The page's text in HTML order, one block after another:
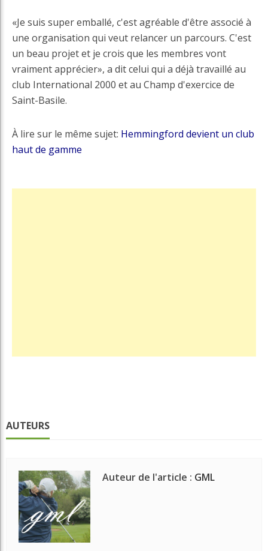
«Je suis super emballé, c'est agréable d'être associé à
une organisation qui veut relancer un parcours. C'est
un beau projet et je crois que les membres vont
vraiment apprécier», a dit celui qui a déjà travaillé au
club International 2000 et au Champ d'exercice de
Saint-Basile.
À lire sur le même sujet: Hemmingford devient un club
haut de gamme
AUTEURS
Auteur de l'article : GML